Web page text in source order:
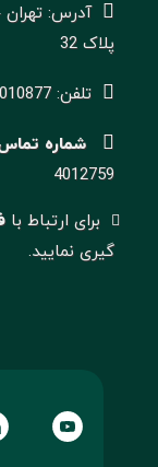
آدرس: تهران
پلاک 32
تلفن: 02191010877 - 02154772
شماره
4012759
برای ارتباط با
گیری نمایید.